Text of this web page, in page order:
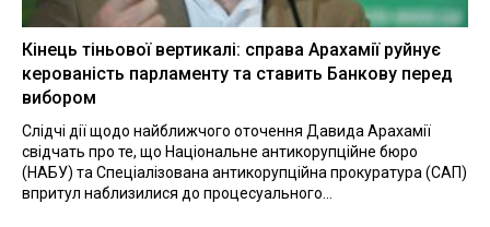
Кінець тіньової вертикалі: справа Арахамії руйнує
керованість парламенту та ставить Банкову перед
вибором
Слідчі дії щодо найближчого оточення Давида Арахамії
свідчать про те, що Національне антикорупційне бюро
(НАБУ) та Спеціалізована антикорупційна прокуратура (САП)
впритул наблизилися до процесуального...